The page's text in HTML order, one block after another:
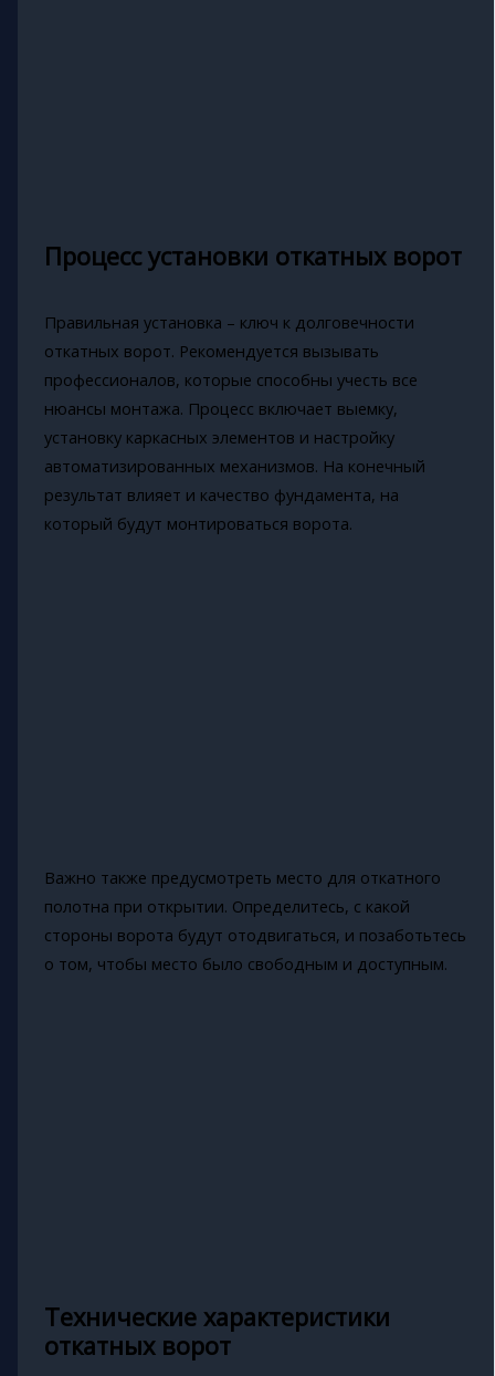
Процесс установки откатных ворот
Правильная установка – ключ к долговечности
откатных ворот. Рекомендуется вызывать
профессионалов, которые способны учесть все
нюансы монтажа. Процесс включает выемку,
установку каркасных элементов и настройку
автоматизированных механизмов. На конечный
результат влияет и качество фундамента, на
который будут монтироваться ворота.
Важно также предусмотреть место для откатного
полотна при открытии. Определитесь, с какой
стороны ворота будут отодвигаться, и позаботьтесь
о том, чтобы место было свободным и доступным.
Технические характеристики
откатных ворот